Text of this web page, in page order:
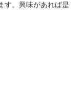
す。興味があれば是